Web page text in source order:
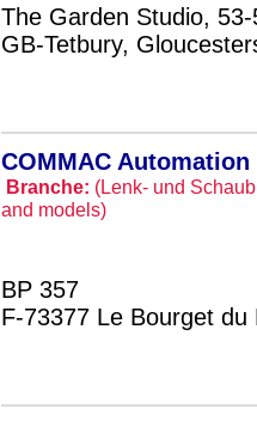
The Garden Studio,
GB-Tetbury,
COMMAC
Branche: (Lenk- und
and models)
BP 357
F-73377 Le Bourget du